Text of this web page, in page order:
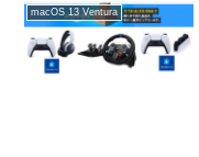
macOS 13 Ventura